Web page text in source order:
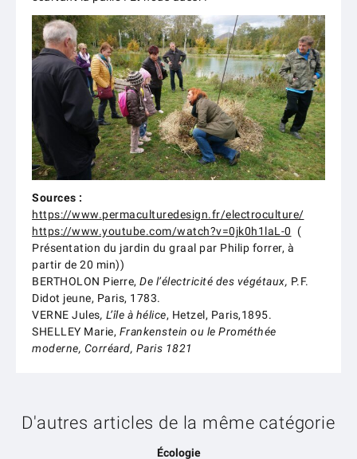
Sources :
https://www.permaculturedesign.fr/electroculture/
https://www.youtube.com/watch?v=0jk0h1laL-0 (
Présentation du jardin du graal par Philip forrer, à
partir de 20 min))
BERTHOLON Pierre, De l’électricité des végétaux, P.F.
Didot jeune, Paris, 1783.
VERNE Jules, L’île à hélice, Hetzel, Paris,1895.
SHELLEY Marie, Frankenstein ou le Prométhée
moderne, Corréard, Paris 1821
D'autres articles de la même catégorie
Écologie